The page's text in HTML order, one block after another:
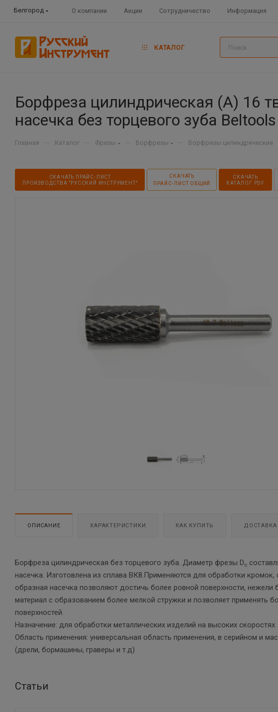
Белгород О компании Акции Сотрудничество Информация
КАТАЛОГ
Борфреза цилиндрическая (A) 16
насечка без торцевого зуба Beltools
Главная Каталог Фрезы Борфрезы Борфрезы цилиндрические
СКАЧАТЬ ПРАЙС-ЛИСТ
ПРОИЗВОДСТВА "РУССКИЙ ИНСТРУМЕНТ"
СКАЧАТЬ
ПРАЙС-ЛИСТ ОБЩИЙ
СКАЧАТЬ
КАТАЛОГ PDF
ОПИСАНИЕ ХАРАКТЕРИСТИКИ КАК КУПИТЬ ДОСТАВКА
Борфреза цилиндрическая без торцевого зуба. Диаметр фрезы Dc
насечка. Изготовлена из сплава ВК8.Применяются для обработки
образная насечка позволяют достичь более ровной поверхности,
материал с образованием более мелкой стружки и позволяет применять
поверхностей.
Назначение: для обработки металлических изделий на высоких скоростях
Область применения: универсальная область применения, в серийном и
(дрели, бормашины, граверы и т.д)
Статьи